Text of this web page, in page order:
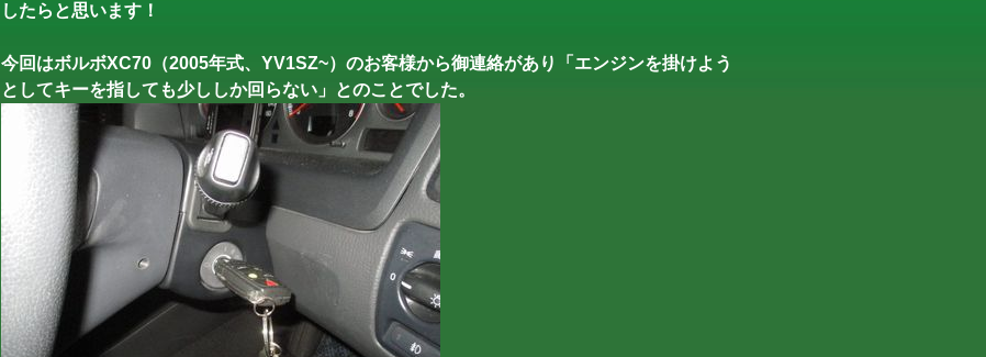
したらと思います！
今回はボルボXC70（2005年式、YV1SZ~）のお客様から御連絡があり「エンジンを掛けよう
としてキーを指しても少ししか回らない」とのことでした。